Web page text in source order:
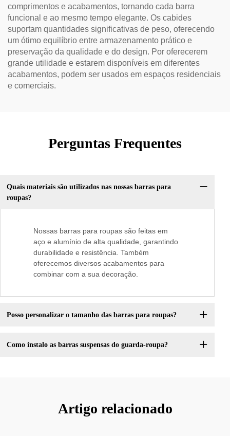
comprimentos e acabamentos, tornando cada barra
funcional e ao mesmo tempo elegante. Os cabides
suportam quantidades significativas de peso, oferecendo
um ótimo equilíbrio entre armazenamento prático e
preservação da qualidade e do design. Por oferecerem
grande utilidade e estarem disponíveis em diferentes
acabamentos, podem ser usados em espaços residenciais
e comerciais.
Perguntas Frequentes
Quais materiais são utilizados nas nossas barras para
roupas?
Nossas barras para roupas são feitas em
aço e alumínio de alta qualidade, garantindo
durabilidade e resistência. Também
oferecemos diversos acabamentos para
combinar com a sua decoração.
Posso personalizar o tamanho das barras para roupas?
Como instalo as barras suspensas do guarda-roupa?
Artigo relacionado